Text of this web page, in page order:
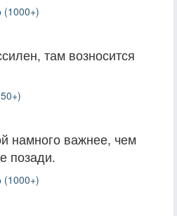
(1000+)
там возносится
намного важнее, чем
позади.
(1000+)